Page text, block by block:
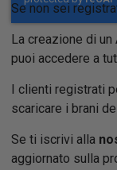
Se non sei
La creazione di
puoi accedere a
I clienti registrati
scaricare i brani
Se ti iscrivi alla
aggiornato sulla